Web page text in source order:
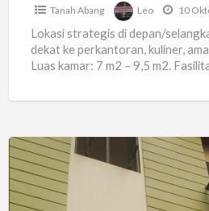
Tanah Abang Leo 10
Lokasi strategis di depan/
dekat ke perkantoran, kuliner,
Luas kamar: 7 m2 – 9,5 m2.
Kost
Kebon